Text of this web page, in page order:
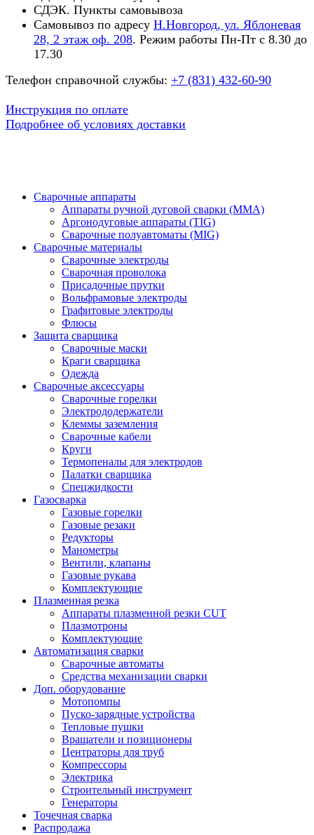
СДЭК. Пункты самовывоза
Самовывоз по адресу Н.Новгород, ул. Яблоневая
28, 2 этаж оф. 208. Режим работы Пн-Пт с 8.30 до
17.30
Телефон справочной службы: +7 (831) 432-60-90
Инструкция по оплате
Подробнее об условиях доставки
Сварочные аппараты
Аппараты ручной дуговой сварки (MMA)
Аргонодуговые аппараты (TIG)
Сварочные полуавтоматы (MIG)
Сварочные материалы
Сварочные электроды
Сварочная проволока
Присадочные прутки
Вольфрамовые электроды
Графитовые электроды
Флюсы
Защита сварщика
Сварочные маски
Краги сварщика
Одежда
Сварочные аксессуары
Сварочные горелки
Электрододержатели
Клеммы заземления
Сварочные кабели
Круги
Термопеналы для электродов
Палатки сварщика
Спецжидкости
Газосварка
Газовые горелки
Газовые резаки
Редукторы
Манометры
Вентили, клапаны
Газовые рукава
Комплектующие
Плазменная резка
Аппараты плазменной резки CUT
Плазмотроны
Комплектующие
Автоматизация сварки
Сварочные автоматы
Средства механизации сварки
Доп. оборудование
Мотопомпы
Пуско-зарядные устройства
Тепловые пушки
Вращатели и позиционеры
Центраторы для труб
Компрессоры
Электрика
Строительный инструмент
Генераторы
Точечная сварка
Распродажа